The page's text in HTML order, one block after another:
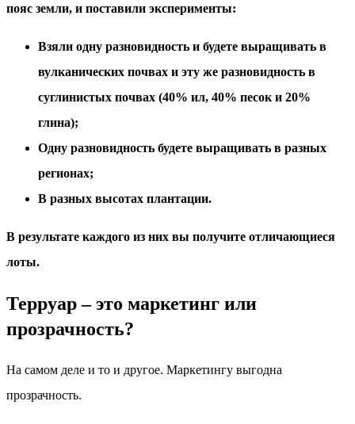
пояс земли, и поставили эксперименты:
Взяли одну разновидность и будете выращивать в
вулканических почвах и эту же разновидность в
суглинистых почвах (40% ил, 40% песок и 20%
глина);
Одну разновидность будете выращивать в разных
регионах;
В разных высотах плантации.
В результате каждого из них вы получите отличающиеся
лоты.
Терруар – это маркетинг или
прозрачность?
На самом деле и то и другое. Маркетингу выгодна
прозрачность.